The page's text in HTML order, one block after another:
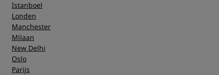
Istanboel
Londen
Manchester
Milaan
New Delhi
Oslo
Parijs